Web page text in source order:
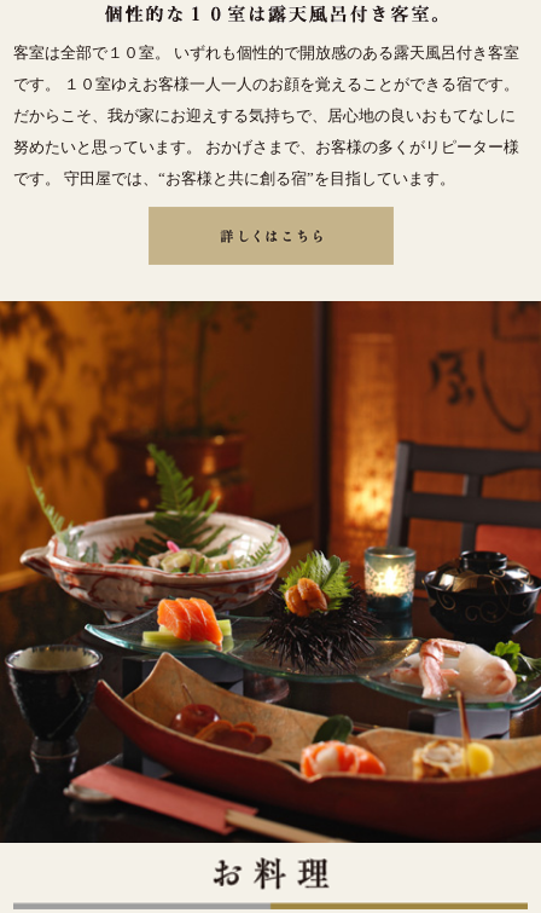
客室は全部で１０室。 いずれも個性的で開放感のある露天風呂付き客室
です。 １０室ゆえお客様一人一人のお顔を覚えることができる宿です。
だからこそ、我が家にお迎えする気持ちで、居心地の良いおもてなしに
努めたいと思っています。 おかげさまで、お客様の多くがリピーター様
です。 守田屋では、“お客様と共に創る宿”を目指しています。